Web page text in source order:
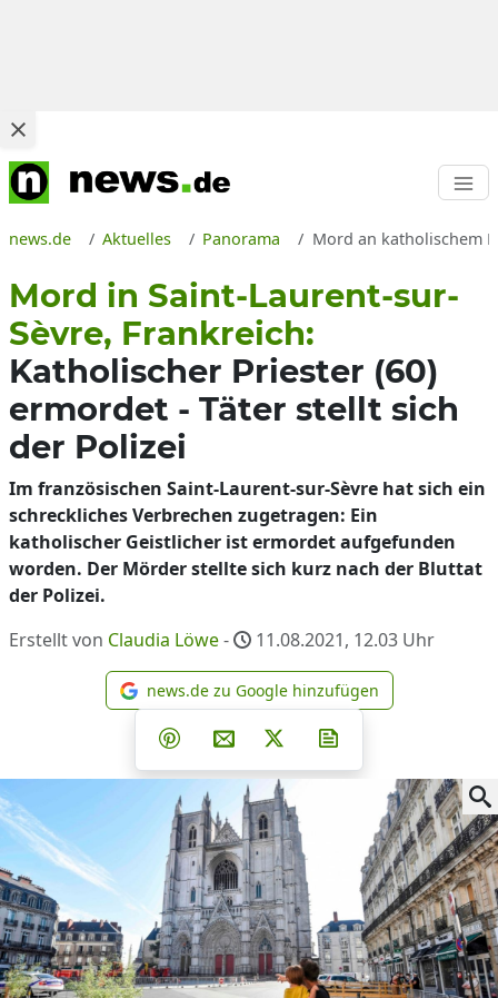
news.de Aktuelles Panorama Mord an katholischem
Mord in Saint-Laurent-sur-
Sèvre, Frankreich:
Katholischer Priester (60)
ermordet - Täter stellt sich
der Polizei
Im französischen Saint-Laurent-sur-Sèvre hat sich ein
schreckliches Verbrechen zugetragen: Ein
katholischer Geistlicher ist ermordet aufgefunden
worden. Der Mörder stellte sich kurz nach der Bluttat
der Polizei.
Erstellt von Claudia Löwe- 11.08.2021, 12.03 Uhr
news.de zu Google
news.de zu Google hinzufügen
Teilen auf Facebook
Teilen auf Whatsapp
Teilen auf Telegram
Teilen auf Pinterest
Per E-Mail teilen
Post auf X